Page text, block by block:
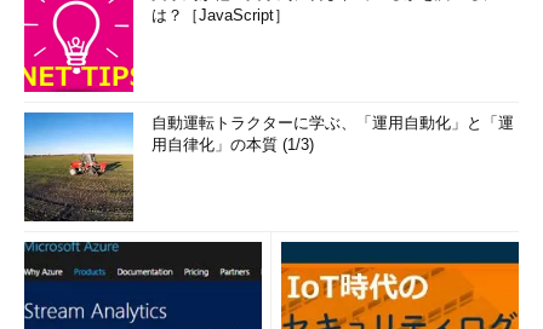
不明なコマンド名の後ろに「/help」というオプションを付ける
という方法がある。一般的には、後者の方が簡単でよいだろう。
ヘルプを読み終えたら、↑矢印キーで直前のコマンドを再度呼び
出し、BS（バックスペース）で「/help」の部分を削除して、正
しいパラメータを入力しなおせば、素早くコマンドラインを編集
することができる。
C:\>net accounts /help
もしくは
C:\>net help accounts
このコマンドの構文は次のとおりです:
は？［JavaScript］
自動運転トラクターに学ぶ、「運用自動化」と「運
用自律化」の本質 (1/3)